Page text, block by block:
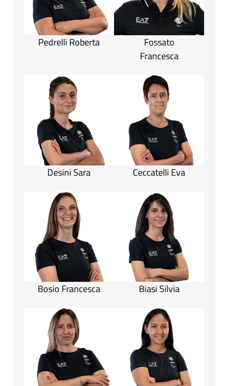
Pedrelli Roberta
Fossato
Francesca
Desini Sara Ceccatelli Eva
Bosio Francesca Biasi Silvia